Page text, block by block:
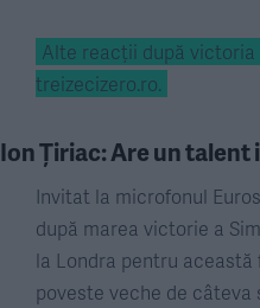
Alte reacții după victoria
treizecizero.ro.
Ion Țiriac: Are un talent
Invitat la microfonul
după marea victorie a
la Londra pentru
poveste veche de câteva